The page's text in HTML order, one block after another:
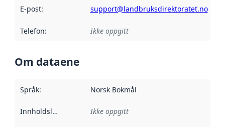
E-post: support@landbruksdirektoratet.no
Telefon: Ikke oppgitt
Om dataene
Språk: Norsk Bokmål
Innholdsleverandører :
Ikke oppgitt